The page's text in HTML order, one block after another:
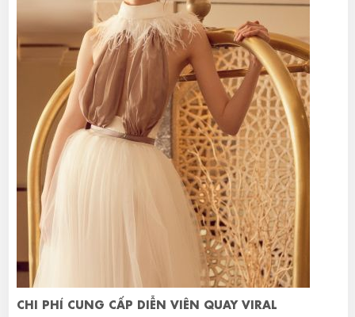
CHI PHÍ CUNG CẤP DIỄN VIÊN QUAY VIRAL